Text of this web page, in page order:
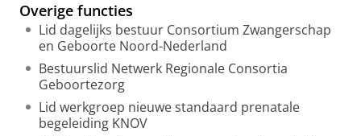
Overige functies
Lid dagelijks bestuur Consortium Zwangerschap
en Geboorte Noord-Nederland
Bestuurslid Netwerk Regionale Consortia
Geboortezorg
Lid werkgroep nieuwe standaard prenatale
begeleiding KNOV